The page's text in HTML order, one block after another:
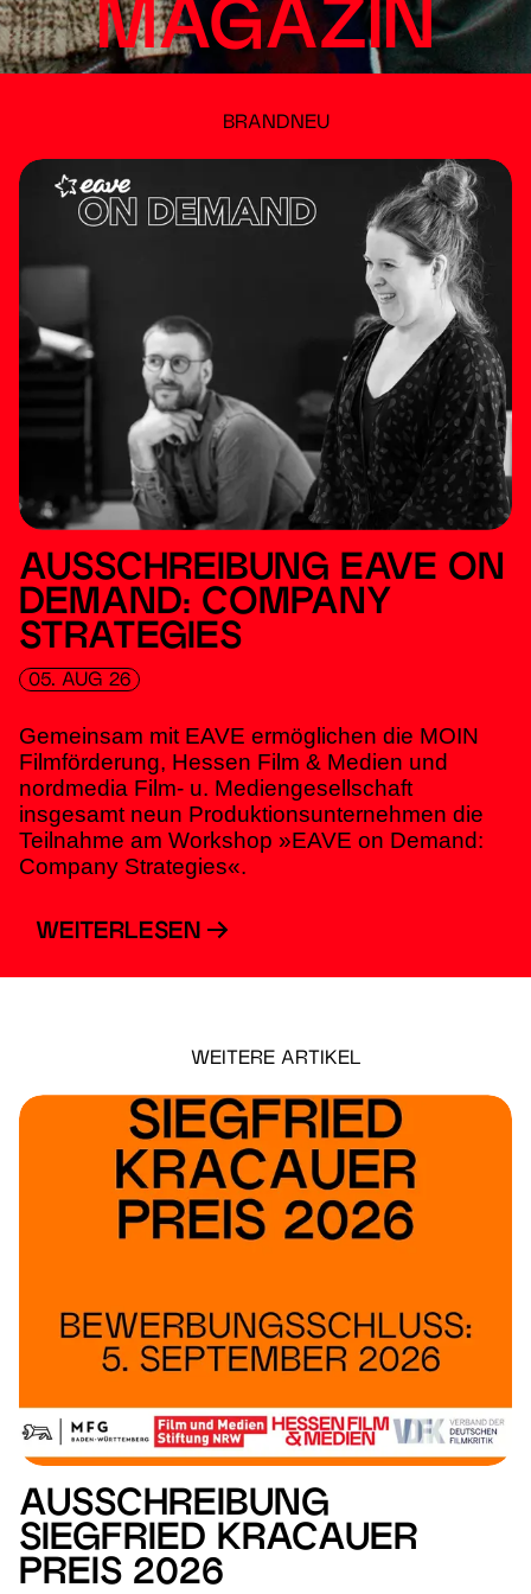
MAGAZIN
BRANDNEU
AUSSCHREIBUNG EAVE ON
DEMAND: COMPANY
STRATEGIES
05. AUG 26
Gemeinsam mit EAVE ermöglichen die MOIN
Filmförderung, Hessen Film & Medien und
nordmedia Film- u. Mediengesellschaft
insgesamt neun Produktionsunternehmen die
Teilnahme am Workshop »EAVE on Demand:
Company Strategies«.
WEITERLESEN
WEITERE ARTIKEL
AUSSCHREIBUNG
SIEGFRIED KRACAUER
PREIS 2026